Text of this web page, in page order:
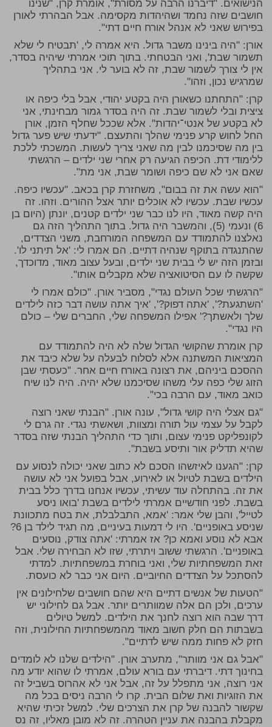
הנישואים. "דיברנו הרבה על מסורת", אומרת קרן, "שנינו
חושבים שזה נחמד ושהיהדות מקסימה. אבל הבהרתי לאורן
בפירוש שאני לא אנהל אורח חיים דתי".
אורן: "היה בינינו משבר גדול. היא אמרה לי, 'תבטיח לי שלא
תשמור שבת', ואני הבטחתי. בתוך תוכי אמרתי שיהיה בסדר,
אין לי צורך לשמור שבת, זה לא בוער לי. אני בתהליך
שמרגיש נכון, וזהו".
קרן: "התחתנו כשאורן היה בקטע יהודי, אבל בלי כיפה או
ציצית ובלי לשמור שבת. זה היה בסדר גמור מבחינתי, אני
לא בקטע של אנטי־יהדות". אלא שככל שחלף הזמן, אורן
החל לחוש קרע פנימי שהלך והתעצם. "ידעתי שיש פער גדול
בין מה שסיכמנו לבין מה שאני צריך לעשות. המשכתי ללכת
ללימודי דת. הכיפה הגיעה רק אחרי שני ילדים – הרגשתי
שאם אני לא שם כיפה ושומר שבת, אני מת".
"הוא עשה את זה בבום", משחזרת קרן בכאב. "עכשיו כיפה.
עכשיו שבת. עכשיו לא אוכלים יותר אצל ההורים. וזהו. זה
היה קשה מאוד, היו לנו כבר שני ילדים קטנים, יונתן (היום בן
6) ונעמי (5), והמשבר היה גדול. בתוך התהליך הזה גם
נאלצנו להתמודד עם המשפחה המורחבת, משני הצדדים,
שהתנגדה בתוקף שנהיה דתיים. הם אמרו לי: 'אל תיתני לו'.
ובזמן הזה יש לי בבית שני ילדים, ובעל עצוב מאוד, מדוכדך,
שקשה לו עם הסיטואציה שלא מקבלים אותו".
"הרגשתי שכל העולם נגדי", מסביר אורן. "כולם אמרו לי
'השתגעת?', 'אתה דפוק?', 'איך אתה עושה דבר כזה לילדים
שלך ולאשתך?' אפילו המשפחה שלי, החברים שלי – כולם
היו נגדי".
קרן אומרת שהקושי הגדול שלה לא היה להתמודד עם
המציאות המשתנה אלא לסלוח לבעלה על שלא כיבד את
ההסכם ביניהם, את רצונה באורח חיים אחר. "כעסתי שבן
הזוג שלי כפה עלי משהו שסיכמנו שלא יהיה. היה לנו שיח
כואב מאוד, עם הרבה בכי".
"גם אצלי היה קושי גדול", עונה אורן. "הבנתי שאני רוצה
לקבל על עצמי עול תורה ומצוות, ושאשתי נגדי. זה גרם לי
לקונפליקט פנימי עצום, ותוך כדי התהליך הבנתי שזה בסדר
שהיא תדליק אור ותיסע בשבת".
קרן: "הגענו לאיזשהו הסכם לא כתוב שאני יכולה לנסוע עם
הילדים בשבת לטיול או לאירוע, אבל בפועל אני לא עושה
את זה. בהתחלה עוד עשיתי, עכשיו אנחנו בדרך כלל בבית
בשבת. לפני חודשיים אמרתי לילדים בשבת 'בואו ניסע
לטייל', והבן שלי אמר: 'אמא, התבלבלת, את בטח מתכוונת
שניסע באופניים'. היו לי דמעות בעיניים, מה תגיד לילד בן 6?
אבא לא נוסע ואמא כן? אז אמרתי: 'אתה צודק, נוסעים
באופניים'. הרגשתי ששוב ויתרתי, שזו לא הבחירה שלי. אבל
זאת המשפחתיות שלי, ואני בוחרת במשפחתיות. למדתי
להסתכל על הצדדים החיוביים. היום אני כבר לא כועסת.
"הטעות של אנשים דתיים היא שהם חושבים שלחילונים אין
ערכים, ולכן הם אלה שמוותרים יותר. אבל גם לחילוני יש
דרך שבה הוא רוצה לחנך את הילדים. למשל טיולים
בשבתות הם חלק חשוב מאוד מהמשפחתיות החילונית, וזה
חזק לא פחות ממה שיש לדתיים".
"אבל גם אני מוותר", מתערב אורן. "הילדים שלנו לא לומדים
בחינוך דתי. דיברתי עם בורא עולם, אמרתי לו שהוא יודע מה
אני רוצה, אני מתפלל על זה, אבל אני לא אהרוס בשביל זה
את הזוגיות ואת שלום הבית. קרו לי הרבה ניסים בכל מה
שקשור להבנה של קרן את הצרכים שלי. למשל זכיתי שהיא
מקבלת בהבנה את עניין הטהרה. זה לא מובן מאליו, זה נס